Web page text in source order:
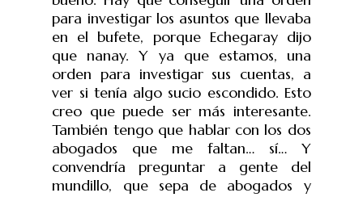
para investigar los asuntos que llevaba
en el bufete, porque Echegaray dijo
que nanay. Y ya que estamos, una
orden para investigar sus cuentas, a
ver si tenía algo sucio escondido. Esto
creo que puede ser más interesante.
También tengo que hablar con los dos
abogados que me faltan… sí… Y
convendría preguntar a gente del
mundillo, que sepa de abogados y